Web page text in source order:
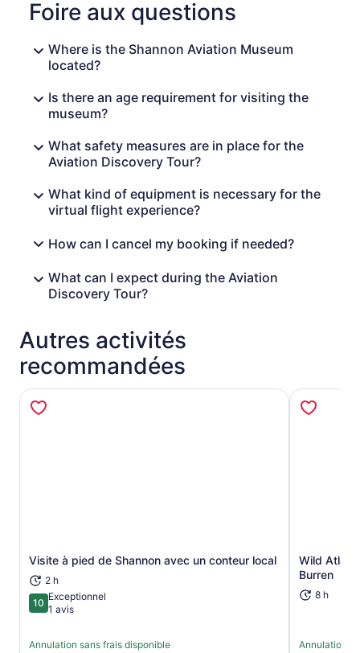
Foire aux questions
Where is the Shannon Aviation Museum
located?
Is there an age requirement for visiting the
museum?
What safety measures are in place for the
Aviation Discovery Tour?
What kind of equipment is necessary for the
virtual flight experience?
How can I cancel my booking if needed?
What can I expect during the Aviation
Discovery Tour?
Autres activités
recommandées
Visite à pied de Shannon avec un conteur local
2 h
1010 sur 10
Exceptionnel
1 avis
Annulation sans frais disponible
S’ouvre dans un nouvel onglet
Wild
Burren
8 h
Annulation